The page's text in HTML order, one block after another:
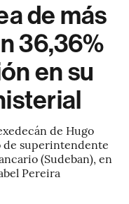
de más
36,36%
en su
de Hugo
de superintendente
(Sudeban), en
Pereira